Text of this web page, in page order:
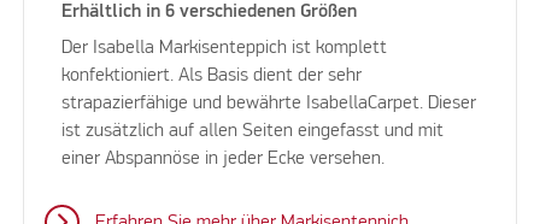
Erhältlich in 6 verschiedenen Größen
Der Isabella Markisenteppich ist komplett
konfektioniert. Als Basis dient der sehr
strapazierfähige und bewährte IsabellaCarpet. Dieser
ist zusätzlich auf allen Seiten eingefasst und mit
einer Abspannöse in jeder Ecke versehen.